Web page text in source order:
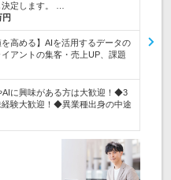
定します。 …
を高める】AIを活用するデータの
アントの集客・売上UP、課題
に興味がある方は大歓迎！◆3
験大歓迎！◆異業種出身の中途